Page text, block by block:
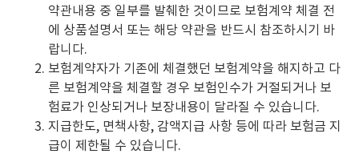
약관내용 중 일부를 발췌한 것이므로 보험계약 체결 전
에 상품설명서 또는 해당 약관을 반드시 참조하시기 바
랍니다.
보험계약자가 기존에 체결했던 보험계약을 해지하고 다
른 보험계약을 체결할 경우 보험인수가 거절되거나 보
험료가 인상되거나 보장내용이 달라질 수 있습니다.
지급한도, 면책사항, 감액지급 사항 등에 따라 보험금 지
급이 제한될 수 있습니다.